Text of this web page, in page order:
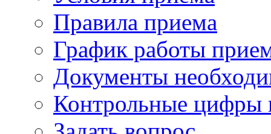
Правила приема
График работы
Документы
Контрольные цифры